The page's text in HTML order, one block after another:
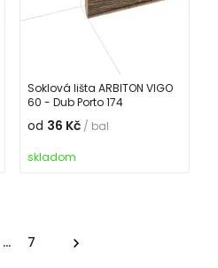
Soklová lišta ARBITON VIGO
60 - Dub Porto 174
od 36 Kč / bal
skladom
... 7